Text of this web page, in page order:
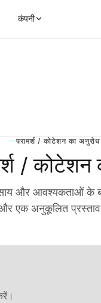
कंपनी
परामर्श / कोटेशन का
/
और आवश्यकताओं के
एक अनुकूलित प्रस्ताव